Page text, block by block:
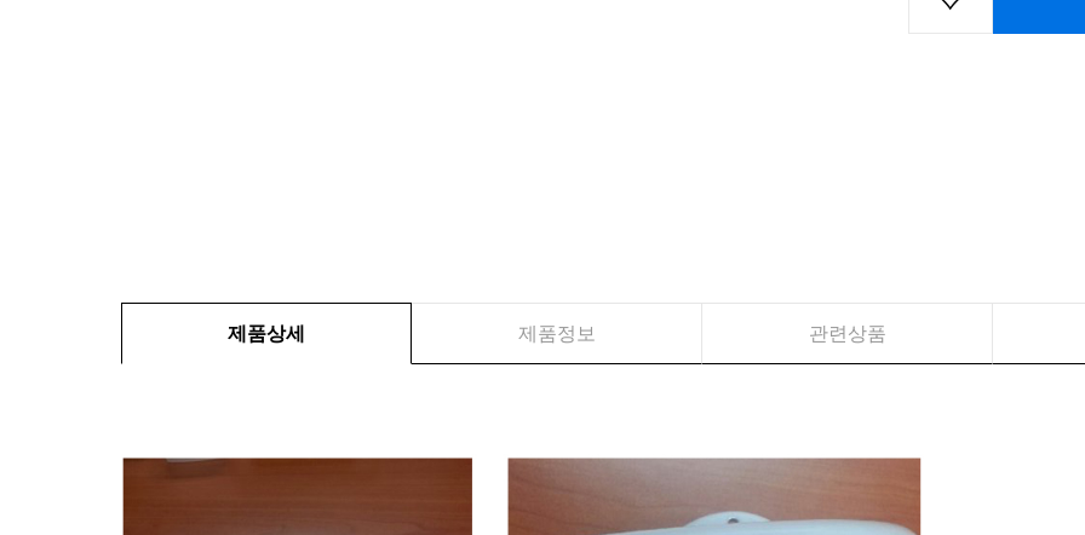
제품상세 제품정보 관련상품